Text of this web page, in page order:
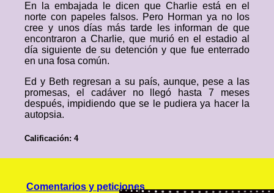
En la embajada le dicen que Charlie está en el
norte con papeles falsos. Pero Horman ya no los
cree y unos días más tarde les informan de que
encontraron a Charlie, que murió en el estadio al
día siguiente de su detención y que fue enterrado
en una fosa común.
Ed y Beth regresan a su país, aunque, pese a las
promesas, el cadáver no llegó hasta 7 meses
después, impidiendo que se le pudiera ya hacer la
autopsia.
Calificación: 4
Comentarios y peticiones